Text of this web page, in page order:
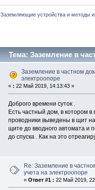
Заземляющие устройства и методы
Тема: Заземление в
Заземление в частном
электроопоре
« : 22 Май 2019, 14:13:43 »
Доброго времени суток .
Есть частный дом, в котором
проводники выведены в щит
щите до вводного автомата и
до спуска . Как на это
Re: Заземление в
учета на электроопоре
« Ответ #1 : 22 Май 2019,